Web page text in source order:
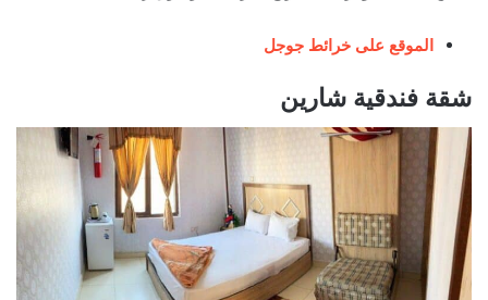
الموقع على خرائط جوجل
شقة فندقية شارين